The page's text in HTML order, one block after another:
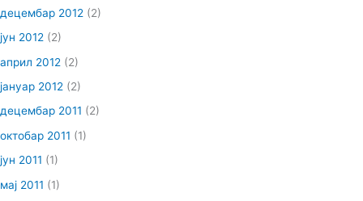
децембар 2012 (2)
јун 2012 (2)
април 2012 (2)
јануар 2012 (2)
децембар 2011 (2)
октобар 2011 (1)
јун 2011 (1)
мај 2011 (1)